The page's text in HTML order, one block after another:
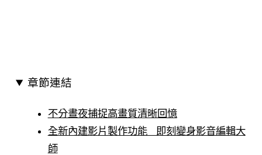
章節連結
不分晝夜捕捉高畫質清晰回憶
全新內建影片製作功能 即刻變身影音編輯大
師